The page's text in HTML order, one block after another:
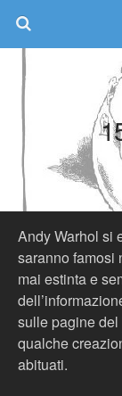
Andy Warhol si
saranno famosi
mai estinta e
sulle pagine del
qualche
abituati.